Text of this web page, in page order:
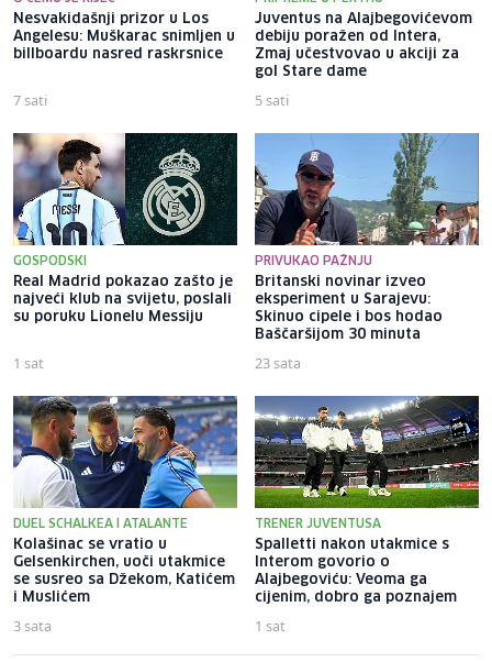
Nesvakidašnji prizor u Los
Angelesu: Muškarac snimljen u
billboardu nasred raskrsnice
7 sati
Juventus na Alajbegovićevom
debiju poražen od Intera,
Zmaj učestvovao u akciji za
gol Stare dame
5 sati
GOSPODSKI
Real Madrid pokazao zašto je
najveći klub na svijetu, poslali
su poruku Lionelu Messiju
1 sat
PRIVUKAO PAŽNJU
Britanski novinar izveo
eksperiment u Sarajevu:
Skinuo cipele i bos hodao
Baščaršijom 30 minuta
23 sata
DUEL SCHALKEA I ATALANTE
Kolašinac se vratio u
Gelsenkirchen, uoči utakmice
se susreo sa Džekom, Katićem
i Muslićem
3 sata
TRENER JUVENTUSA
Spalletti nakon utakmice s
Interom govorio o
Alajbegoviću: Veoma ga
cijenim, dobro ga poznajem
1 sat